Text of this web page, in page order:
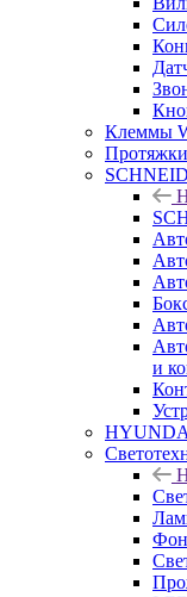
Клеммы
Протяжки
и